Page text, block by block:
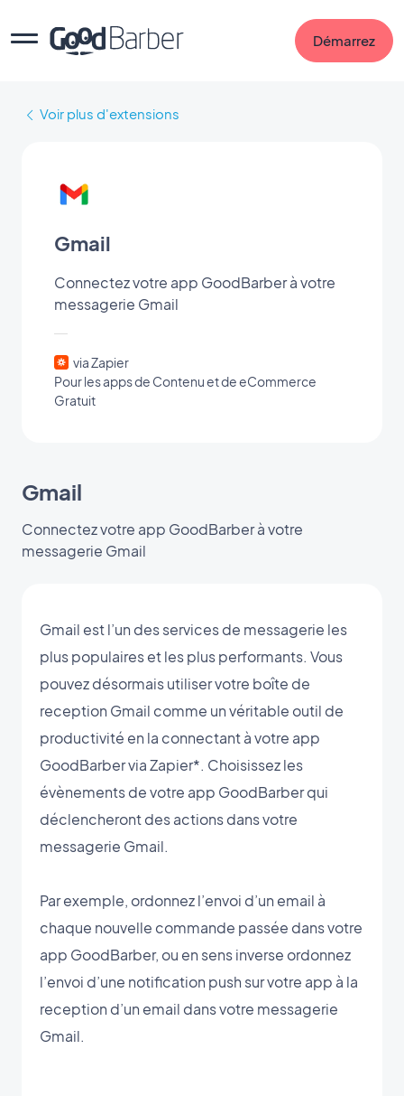
Démarrez
Voir plus d'extensions
Gmail
Connectez votre app GoodBarber à votre
messagerie Gmail
via Zapier
Pour les apps de Contenu et de eCommerce
Gratuit
Gmail
Connectez votre app GoodBarber à votre
messagerie Gmail
Gmail est l’un des services de messagerie les
plus populaires et les plus performants. Vous
pouvez désormais utiliser votre boîte de
reception Gmail comme un véritable outil de
productivité en la connectant à votre app
GoodBarber via Zapier*. Choisissez les
évènements de votre app GoodBarber qui
déclencheront des actions dans votre
messagerie Gmail.
Par exemple, ordonnez l’envoi d’un email à
chaque nouvelle commande passée dans votre
app GoodBarber, ou en sens inverse ordonnez
l’envoi d’une notification push sur votre app à la
reception d’un email dans votre messagerie
Gmail.